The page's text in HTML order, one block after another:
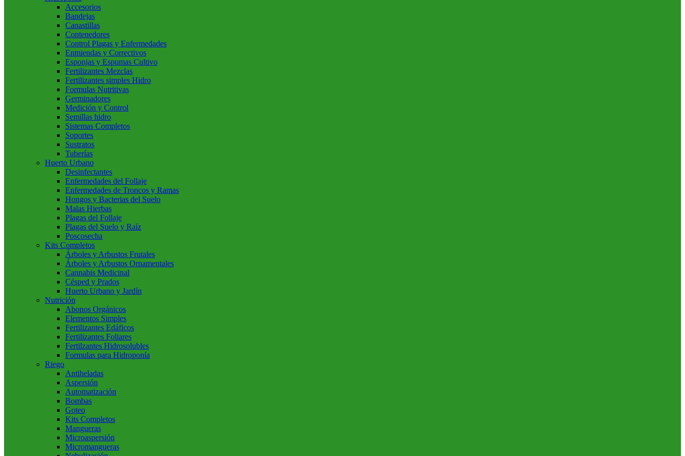
Accesorios
Bandejas
Canastillas
Contenedores
Control Plagas y Enfermedades
Enmiendas y Correctivos
Esponjas y Espumas Cultivo
Fertilizantes Mezclas
Fertilizantes simples Hidro
Formulas Nutritivas
Germinadores
Medición y Control
Semillas hidro
Sistemas Completos
Soportes
Sustratos
Tuberías
Huerto Urbano
Desinfectantes
Enfermedades del Follaje
Enfermedades de Troncos y Ramas
Hongos y Bacterias del Suelo
Malas Hierbas
Plagas del Follaje
Plagas del Suelo y Raíz
Poscosecha
Kits Completos
Árboles y Arbustos Frutales
Árboles y Arbustos Ornamentales
Cannabis Medicinal
Césped y Prados
Huerto Urbano y Jardín
Nutrición
Abonos Orgánicos
Elementos Simples
Fertilizantes Edáficos
Fertilizantes Foliares
Fertilzantes Hidrosolubles
Formulas para Hidroponía
Riego
Antiheladas
Aspersión
Automatización
Bombas
Goteo
Kits Completos
Mangueras
Microaspersión
Micromangueras